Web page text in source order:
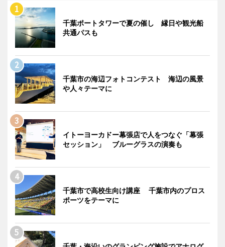
千葉ポートタワーで夏の催し 縁日や観光船
共通パスも
千葉市の海辺フォトコンテスト 海辺の風景
や人々テーマに
イトーヨーカドー幕張店で人をつなぐ「幕張
セッション」 ブルーグラスの演奏も
千葉市で高校生向け講座 千葉市内のプロス
ポーツをテーマに